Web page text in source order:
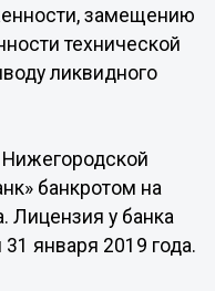
замещению
технической
ликвидного
банкротом на
Лицензия у банка
января 2019 года.